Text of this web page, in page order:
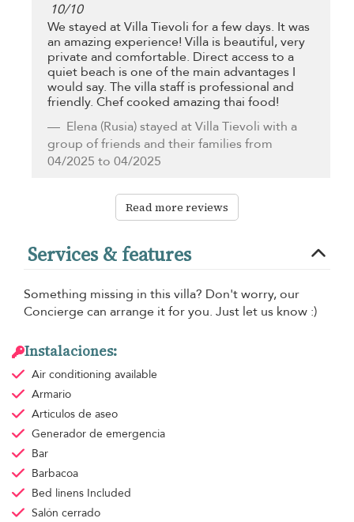
10/10
We stayed at Villa Tievoli for a few days. It was
an amazing experience! Villa is beautiful, very
private and comfortable. Direct access to a
quiet beach is one of the main advantages I
would say. The villa staff is professional and
friendly. Chef cooked amazing thai food!
Elena (Rusia) stayed at Villa Tievoli with a
group of friends and their families from
04/2025 to 04/2025
Read more reviews
Services & features
Something missing in this villa? Don't worry, our
Concierge can arrange it for you. Just let us know :)
Instalaciones:
Air conditioning available
Armario
Articulos de aseo
Generador de emergencia
Bar
Barbacoa
Bed linens Included
Salón cerrado